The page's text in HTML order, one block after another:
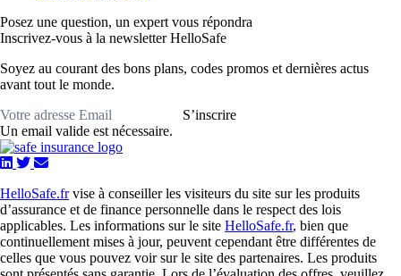
Posez une question, un expert vous répondra
Inscrivez-vous à la newsletter HelloSafe
Soyez au courant des bons plans, codes promos et dernières actus
avant tout le monde.
S’inscrire
Un email valide est nécessaire.
HelloSafe.frvise à conseiller les visiteurs du site sur les produits
d’assurance et de finance personnelle dans le respect des lois
applicables. Les informations sur le site HelloSafe.fr, bien que
continuellement mises à jour, peuvent cependant être différentes de
celles que vous pouvez voir sur le site des partenaires. Les produits